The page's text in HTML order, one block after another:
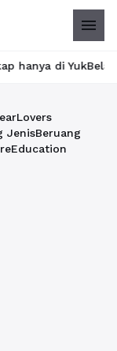
menu
JenisBeruang